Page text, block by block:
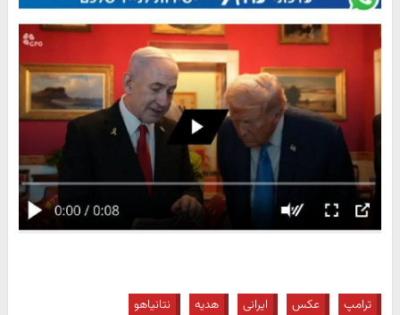
ترامپ عکس ایرانی هدیه نتانیاهو